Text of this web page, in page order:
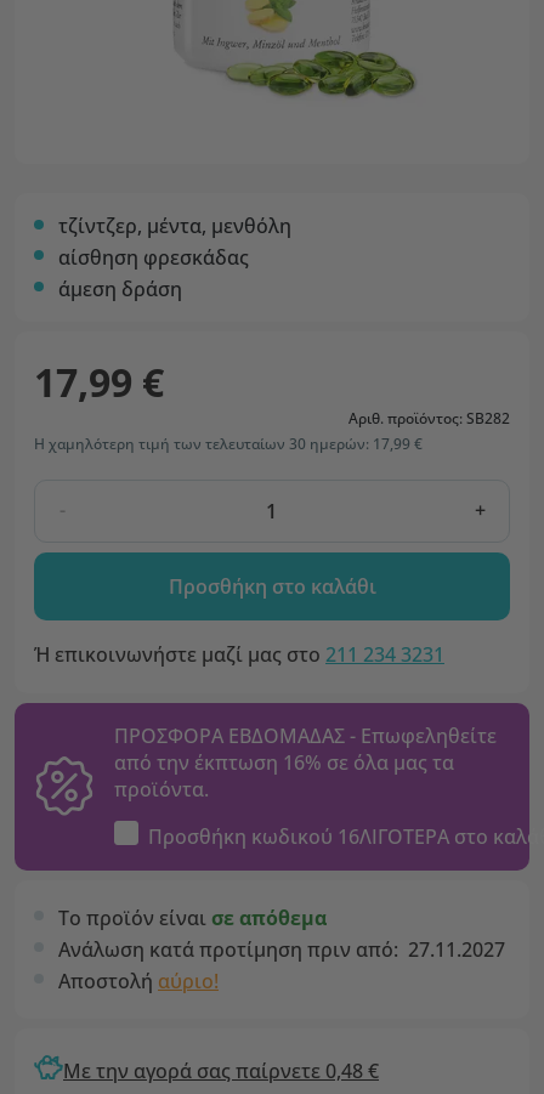
τζίντζερ, μέντα, μενθόλη
αίσθηση φρεσκάδας
άμεση δράση
17,99 €
Αριθ. προϊόντος: SB282
Η χαμηλότερη τιμή των τελευταίων 30 ημερών: 17,99 €
- +
Προσθήκη στο καλάθι
Ή επικοινωνήστε μαζί μας στο 211 234 3231
ΠΡΟΣΦΟΡΑ ΕΒΔΟΜΑΔΑΣ - Επωφεληθείτε
από την έκπτωση 16% σε όλα μας τα
προϊόντα.
Προσθήκη κωδικού 16ΛΙΓΟΤΕΡΑ στο
Το προϊόν είναι σε απόθεμα
Ανάλωση κατά προτίμηση πριν από: 27.11.2027
Αποστολή αύριο!
Με την αγορά σας παίρνετε 0,48 €